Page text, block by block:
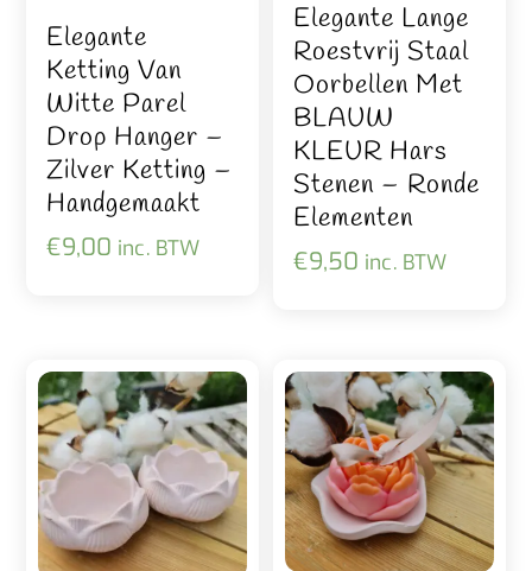
Elegante
Ketting Van
Witte Parel
Drop Hanger –
Zilver Ketting –
Handgemaakt
€9,00 inc. BTW
Elegante Lange
Roestvrij Staal
Oorbellen Met
BLAUW
KLEUR Hars
Stenen – Ronde
Elementen
€9,50 inc. BTW